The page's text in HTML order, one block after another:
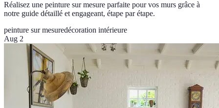
Réalisez une peinture sur mesure parfaite pour vos murs grâce à
notre guide détaillé et engageant, étape par étape.
peinture sur mesuredécoration intérieure
Aug 2